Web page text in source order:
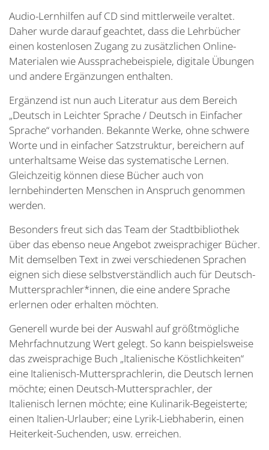
Audio-Lernhilfen auf CD sind mittlerweile veraltet.
Daher wurde darauf geachtet, dass die Lehrbücher
einen kostenlosen Zugang zu zusätzlichen Online-
Materialen wie Aussprachebeispiele, digitale Übungen
und andere Ergänzungen enthalten.
Ergänzend ist nun auch Literatur aus dem Bereich
„Deutsch in Leichter Sprache / Deutsch in Einfacher
Sprache“ vorhanden. Bekannte Werke, ohne schwere
Worte und in einfacher Satzstruktur, bereichern auf
unterhaltsame Weise das systematische Lernen.
Gleichzeitig können diese Bücher auch von
lernbehinderten Menschen in Anspruch genommen
werden.
Besonders freut sich das Team der Stadtbibliothek
über das ebenso neue Angebot zweisprachiger Bücher.
Mit demselben Text in zwei verschiedenen Sprachen
eignen sich diese selbstverständlich auch für Deutsch-
Muttersprachler*innen, die eine andere Sprache
erlernen oder erhalten möchten.
Generell wurde bei der Auswahl auf größtmögliche
Mehrfachnutzung Wert gelegt. So kann beispielsweise
das zweisprachige Buch „Italienische Köstlichkeiten“
eine Italienisch-Muttersprachlerin, die Deutsch lernen
möchte; einen Deutsch-Muttersprachler, der
Italienisch lernen möchte; eine Kulinarik-Begeisterte;
einen Italien-Urlauber; eine Lyrik-Liebhaberin, einen
Heiterkeit-Suchenden, usw. erreichen.